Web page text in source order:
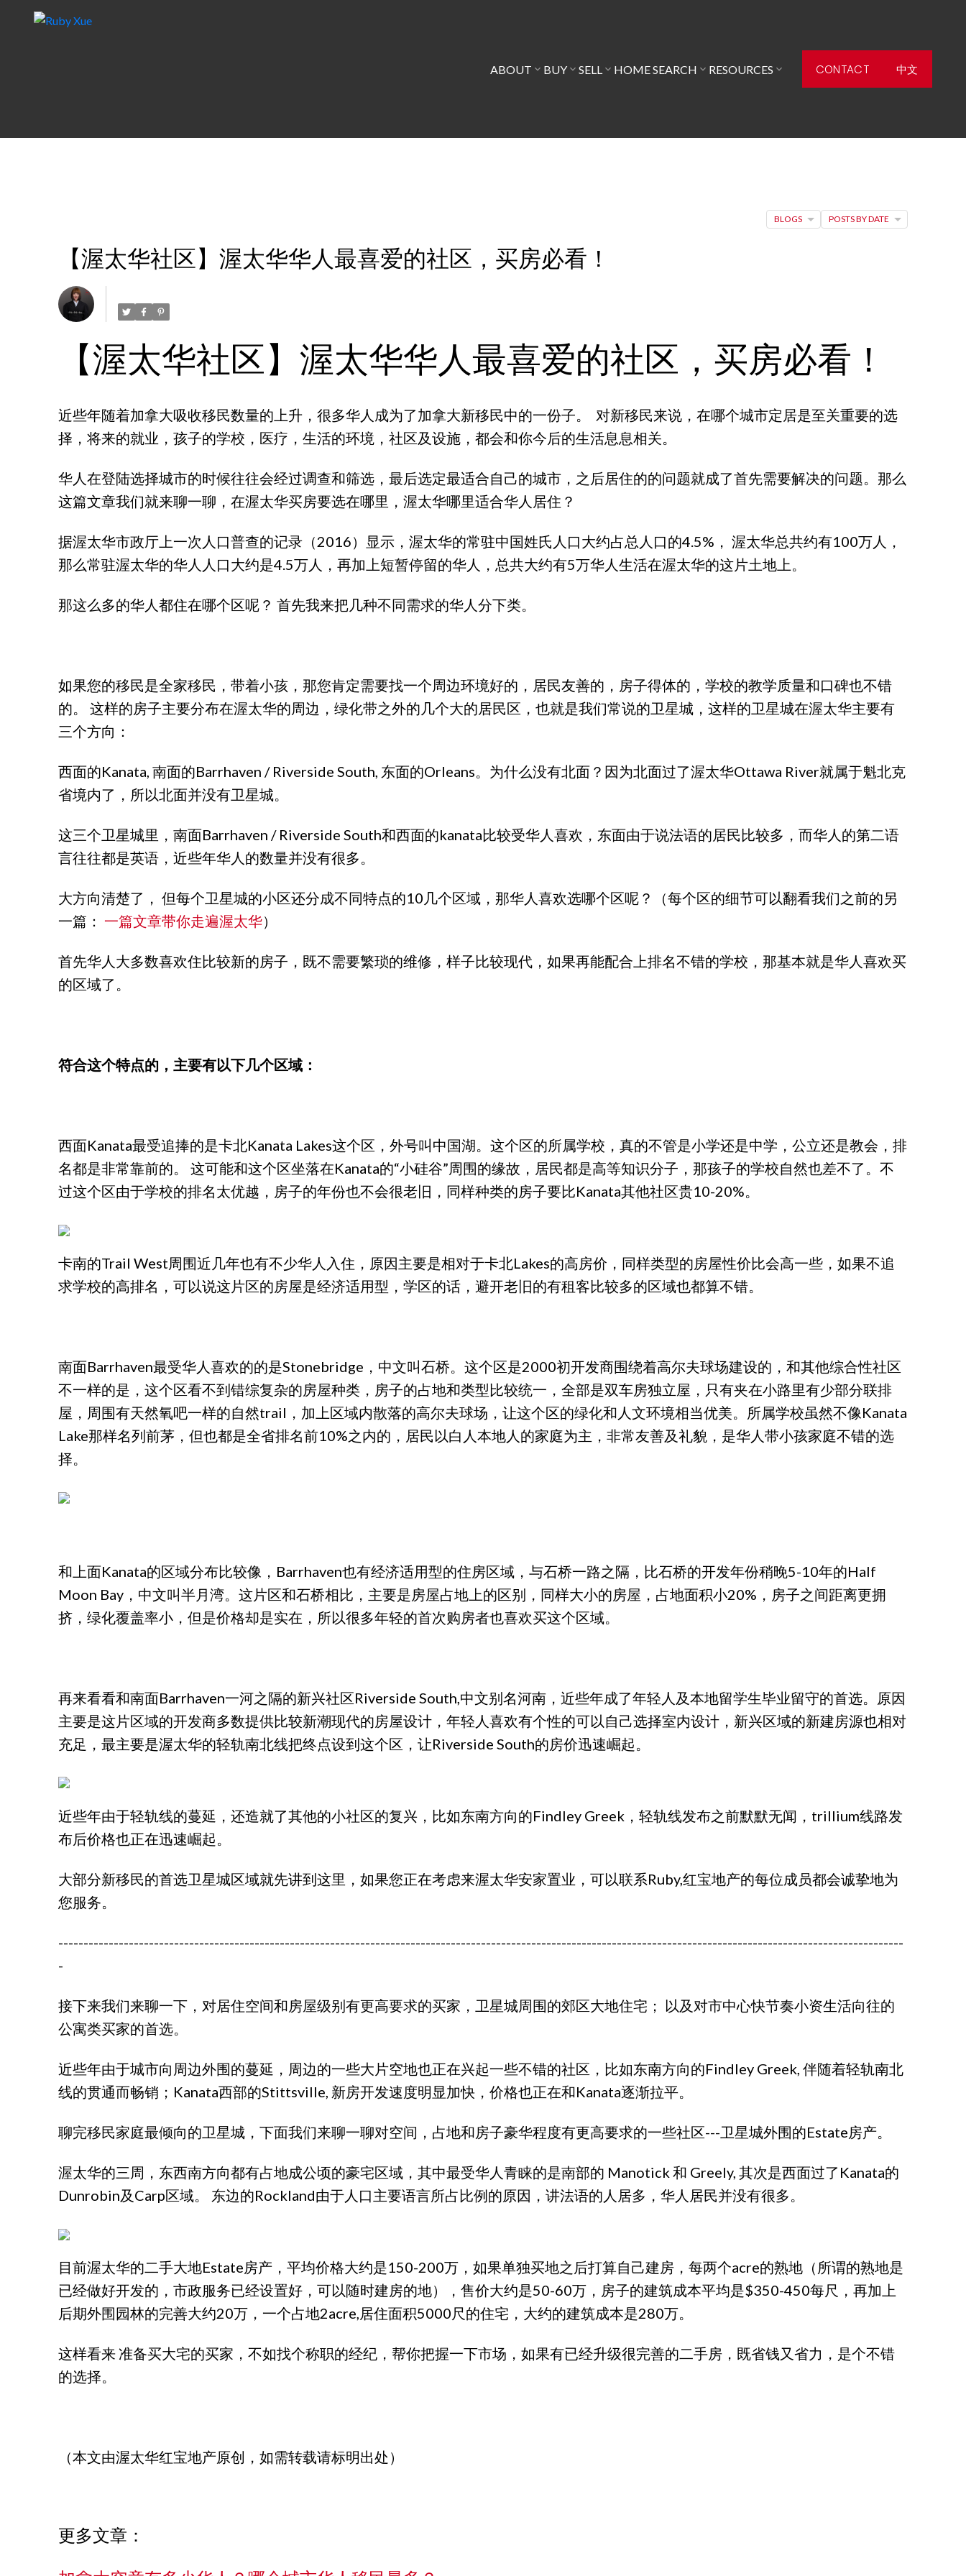
ABOUT BUY SELL HOME SEARCH RESOURCES CONTACT 中文
【渥太华社区】渥太华华人最喜爱的社区，买房必看！
【渥太华社区】渥太华华人最喜爱的社区，买房必看！
近些年随着加拿大吸收移民数量的上升，很多华人成为了加拿大新移民中的一份子。 对新移民来说，在哪个城市定居是至关重要的选
择，将来的就业，孩子的学校，医疗，生活的环境，社区及设施，都会和你今后的生活息息相关。
华人在登陆选择城市的时候往往会经过调查和筛选，最后选定最适合自己的城市，之后居住的的问题就成了首先需要解决的问题。那么
这篇文章我们就来聊一聊，在渥太华买房要选在哪里，渥太华哪里适合华人居住？
据渥太华市政厅上一次人口普查的记录（2016）显示，渥太华的常驻中国姓氏人口大约占总人口的4.5%， 渥太华总共约有100万人，
那么常驻渥太华的华人人口大约是4.5万人，再加上短暂停留的华人，总共大约有5万华人生活在渥太华的这片土地上。
那这么多的华人都住在哪个区呢？ 首先我来把几种不同需求的华人分下类。
如果您的移民是全家移民，带着小孩，那您肯定需要找一个周边环境好的，居民友善的，房子得体的，学校的教学质量和口碑也不错
的。 这样的房子主要分布在渥太华的周边，绿化带之外的几个大的居民区，也就是我们常说的卫星城，这样的卫星城在渥太华主要有
三个方向：
西面的Kanata, 南面的Barrhaven / Riverside South, 东面的Orleans。为什么没有北面？因为北面过了渥太华Ottawa River就属于魁北克
省境内了，所以北面并没有卫星城。
这三个卫星城里，南面Barrhaven / Riverside South和西面的kanata比较受华人喜欢，东面由于说法语的居民比较多，而华人的第二语
言往往都是英语，近些年华人的数量并没有很多。
大方向清楚了， 但每个卫星城的小区还分成不同特点的10几个区域，那华人喜欢选哪个区呢？（每个区的细节可以翻看我们之前的另
一篇： 一篇文章带你走遍渥太华）
首先华人大多数喜欢住比较新的房子，既不需要繁琐的维修，样子比较现代，如果再能配合上排名不错的学校，那基本就是华人喜欢买
的区域了。
符合这个特点的，主要有以下几个区域：
西面Kanata最受追捧的是卡北Kanata Lakes这个区，外号叫中国湖。这个区的所属学校，真的不管是小学还是中学，公立还是教会，排
名都是非常靠前的。 这可能和这个区坐落在Kanata的“小硅谷”周围的缘故，居民都是高等知识分子，那孩子的学校自然也差不了。不
过这个区由于学校的排名太优越，房子的年份也不会很老旧，同样种类的房子要比Kanata其他社区贵10-20%。
卡南的Trail West周围近几年也有不少华人入住，原因主要是相对于卡北Lakes的高房价，同样类型的房屋性价比会高一些，如果不追
求学校的高排名，可以说这片区的房屋是经济适用型，学区的话，避开老旧的有租客比较多的区域也都算不错。
南面Barrhaven最受华人喜欢的的是Stonebridge，中文叫石桥。这个区是2000初开发商围绕着高尔夫球场建设的，和其他综合性社区
不一样的是，这个区看不到错综复杂的房屋种类，房子的占地和类型比较统一，全部是双车房独立屋，只有夹在小路里有少部分联排
屋，周围有天然氧吧一样的自然trail，加上区域内散落的高尔夫球场，让这个区的绿化和人文环境相当优美。所属学校虽然不像Kanata
Lake那样名列前茅，但也都是全省排名前10%之内的，居民以白人本地人的家庭为主，非常友善及礼貌，是华人带小孩家庭不错的选
择。
和上面Kanata的区域分布比较像，Barrhaven也有经济适用型的住房区域，与石桥一路之隔，比石桥的开发年份稍晚5-10年的Half
Moon Bay，中文叫半月湾。这片区和石桥相比，主要是房屋占地上的区别，同样大小的房屋，占地面积小20%，房子之间距离更拥
挤，绿化覆盖率小，但是价格却是实在，所以很多年轻的首次购房者也喜欢买这个区域。
再来看看和南面Barrhaven一河之隔的新兴社区Riverside South,中文别名河南，近些年成了年轻人及本地留学生毕业留守的首选。原因
主要是这片区域的开发商多数提供比较新潮现代的房屋设计，年轻人喜欢有个性的可以自己选择室内设计，新兴区域的新建房源也相对
充足，最主要是渥太华的轻轨南北线把终点设到这个区，让Riverside South的房价迅速崛起。
近些年由于轻轨线的蔓延，还造就了其他的小社区的复兴，比如东南方向的Findley Greek，轻轨线发布之前默默无闻，trillium线路发
布后价格也正在迅速崛起。
大部分新移民的首选卫星城区域就先讲到这里，如果您正在考虑来渥太华安家置业，可以联系Ruby,红宝地产的每位成员都会诚挚地为
您服务。
------------------------------------------------------------------------------------------------------------------------------------------------------------------------
-
接下来我们来聊一下，对居住空间和房屋级别有更高要求的买家，卫星城周围的郊区大地住宅； 以及对市中心快节奏小资生活向往的
公寓类买家的首选。
近些年由于城市向周边外围的蔓延，周边的一些大片空地也正在兴起一些不错的社区，比如东南方向的Findley Greek, 伴随着轻轨南北
线的贯通而畅销；Kanata西部的Stittsville, 新房开发速度明显加快，价格也正在和Kanata逐渐拉平。
聊完移民家庭最倾向的卫星城，下面我们来聊一聊对空间，占地和房子豪华程度有更高要求的一些社区---卫星城外围的Estate房产。
渥太华的三周，东西南方向都有占地成公顷的豪宅区域，其中最受华人青睐的是南部的 Manotick 和 Greely, 其次是西面过了Kanata的
Dunrobin及Carp区域。 东边的Rockland由于人口主要语言所占比例的原因，讲法语的人居多，华人居民并没有很多。
目前渥太华的二手大地Estate房产，平均价格大约是150-200万，如果单独买地之后打算自己建房，每两个acre的熟地（所谓的熟地是
已经做好开发的，市政服务已经设置好，可以随时建房的地），售价大约是50-60万，房子的建筑成本平均是$350-450每尺，再加上
后期外围园林的完善大约20万，一个占地2acre,居住面积5000尺的住宅，大约的建筑成本是280万。
这样看来 准备买大宅的买家，不如找个称职的经纪，帮你把握一下市场，如果有已经升级很完善的二手房，既省钱又省力，是个不错
的选择。
（本文由渥太华红宝地产原创，如需转载请标明出处）
更多文章：
BLOGS POSTS BY DATE